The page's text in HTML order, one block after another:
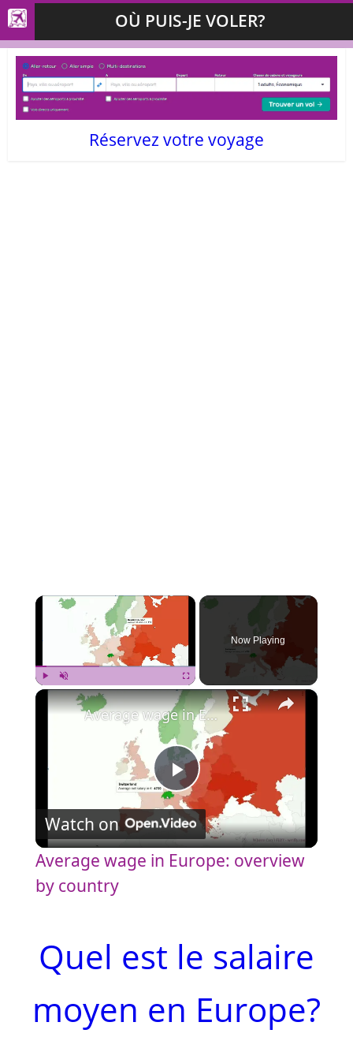
OÙ PUIS-JE VOLER?
Réservez votre voyage
×
Play Unmute Fullscreen
Now Playing
×
P
l
i
Average wage in Europe: overview by country
Watch on
Average wage in Europe: overview
by country
Quel est le salaire
moyen en Europe?